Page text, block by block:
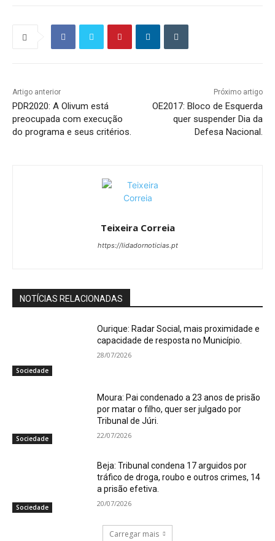
Artigo anterior
PDR2020: A Olivum está
preocupada com execução
do programa e seus critérios.
Próximo artigo
OE2017: Bloco de Esquerda
quer suspender Dia da
Defesa Nacional.
Teixeira Correia
https://lidadornoticias.pt
NOTÍCIAS RELACIONADAS
Sociedade
Ourique: Radar Social, mais proximidade e
capacidade de resposta no Município.
28/07/2026
Sociedade
Moura: Pai condenado a 23 anos de prisão
por matar o filho, quer ser julgado por
Tribunal de Júri.
22/07/2026
Sociedade
Beja: Tribunal condena 17 arguidos por
tráfico de droga, roubo e outros crimes, 14
a prisão efetiva.
20/07/2026
Carregar mais